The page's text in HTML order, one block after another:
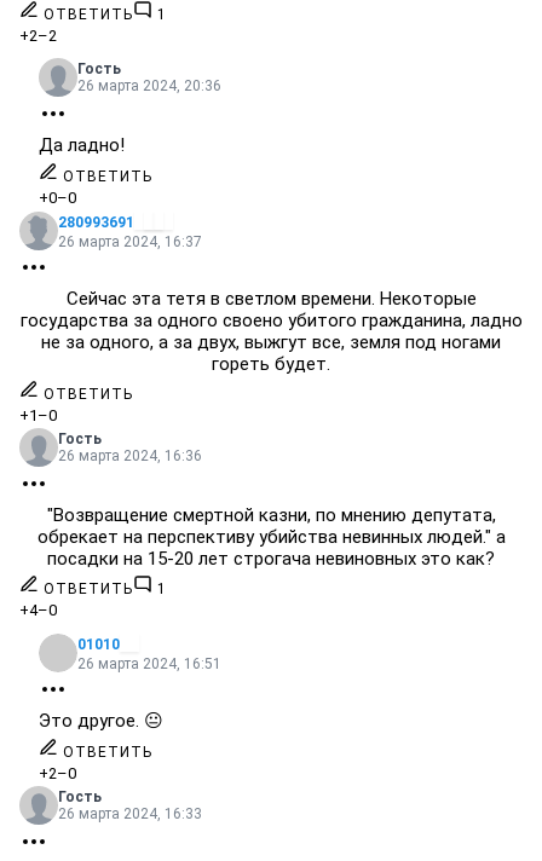
ОТВЕТИТЬ 1
+2–2
Гость
26 марта 2024, 20:36
Да ладно!
ОТВЕТИТЬ
+0–0
280993691
26 марта 2024, 16:37
Сейчас эта тетя в светлом времени. Некоторые
государства за одного своено убитого гражданина, ладно
не за одного, а за двух, выжгут все, земля под ногами
гореть будет.
ОТВЕТИТЬ
+1 –0
Гость
26 марта 2024, 16:36
"Возвращение смертной казни, по мнению депутата,
обрекает на перспективу убийства невинных людей." а
посадки на 15-20 лет строгача невиновных это как?
ОТВЕТИТЬ 1
+4–0
01010
26 марта 2024, 16:51
Это другое. 😐
ОТВЕТИТЬ
+2–0
Гость
26 марта 2024, 16:33